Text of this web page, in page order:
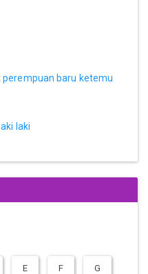
baru ketemu
laki
E F G